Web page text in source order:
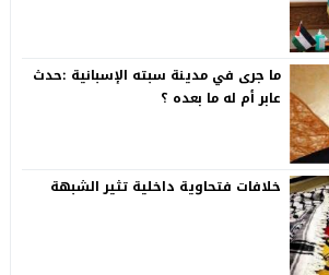
ما جرى في مدينة سبته الإسبانية :حدث
عابر أم له ما بعده ؟
خلافات فتحاوية داخلية تثير الشبهة